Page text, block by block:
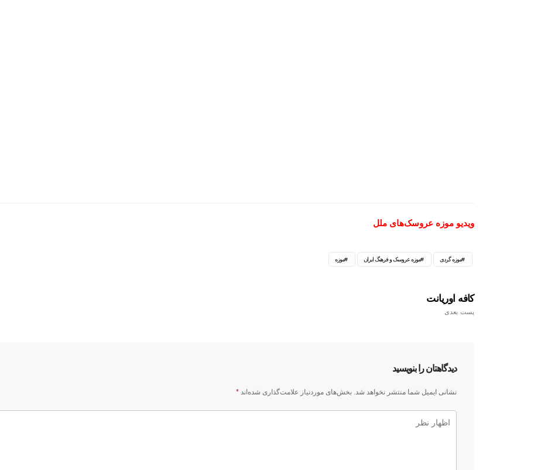
ویدیو موزه عروسک‌های ملل
موزه موزه عروسک و فرهنگ ایران موزه گردی
کافه اوریانت
پست بعدی
دیدگاهتان را بنویسید
نشانی ایمیل شما منتشر نخواهد شد. بخش‌های موردنیاز علامت‌گذاری شده‌اند *